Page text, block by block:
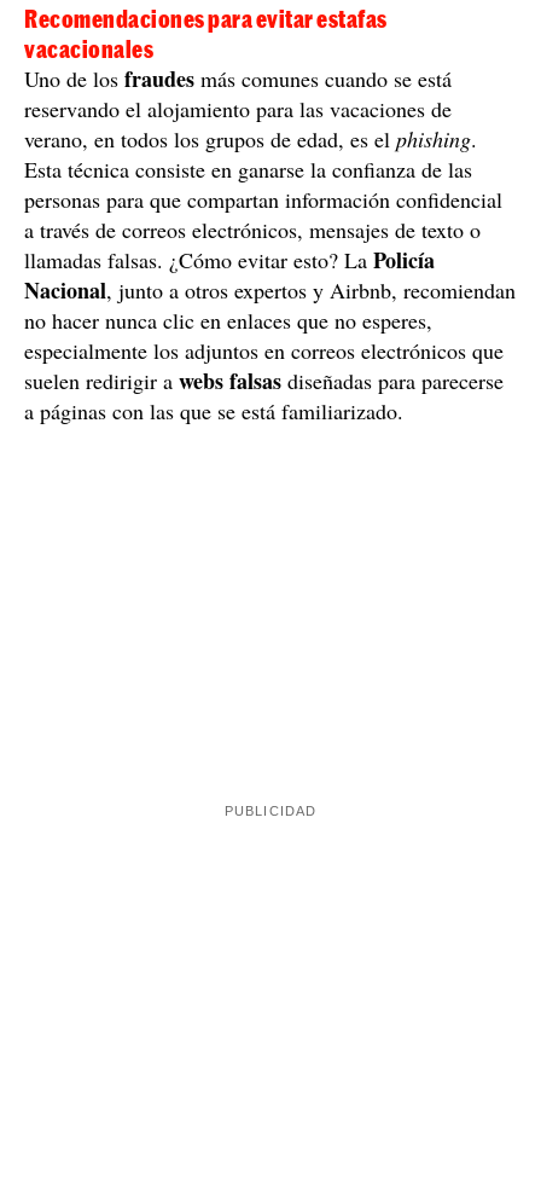
Recomendaciones para evitar estafas
vacacionales
Uno de los fraudes más comunes cuando se está
reservando el alojamiento para las vacaciones de
verano, en todos los grupos de edad, es el phishing.
Esta técnica consiste en ganarse la confianza de las
personas para que compartan información confidencial
a través de correos electrónicos, mensajes de texto o
llamadas falsas. ¿Cómo evitar esto? La Policía
Nacional, junto a otros expertos y Airbnb, recomiendan
no hacer nunca clic en enlaces que no esperes,
especialmente los adjuntos en correos electrónicos que
suelen redirigir a webs falsas diseñadas para parecerse
a páginas con las que se está familiarizado.